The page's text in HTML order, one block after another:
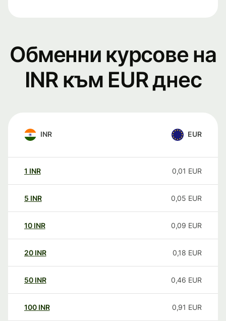
Обменни курсове на
INR към EUR днес
INR EUR
1 INR 0,01 EUR
5 INR 0,05 EUR
10 INR 0,09 EUR
20 INR 0,18 EUR
50 INR 0,46 EUR
100 INR 0,91 EUR